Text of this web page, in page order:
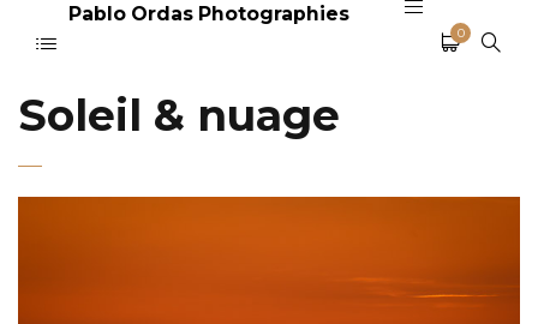
Pablo Ordas Photographies
0
Soleil & nuage